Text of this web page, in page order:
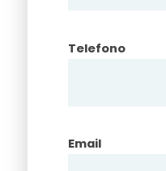
Telefono
Email